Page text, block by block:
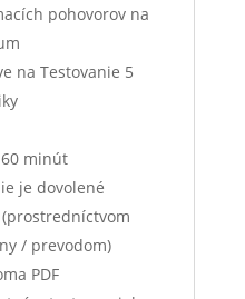
pohovorov na
na Testovanie 5
minút
je dovolené
/ prevodom)
PDF